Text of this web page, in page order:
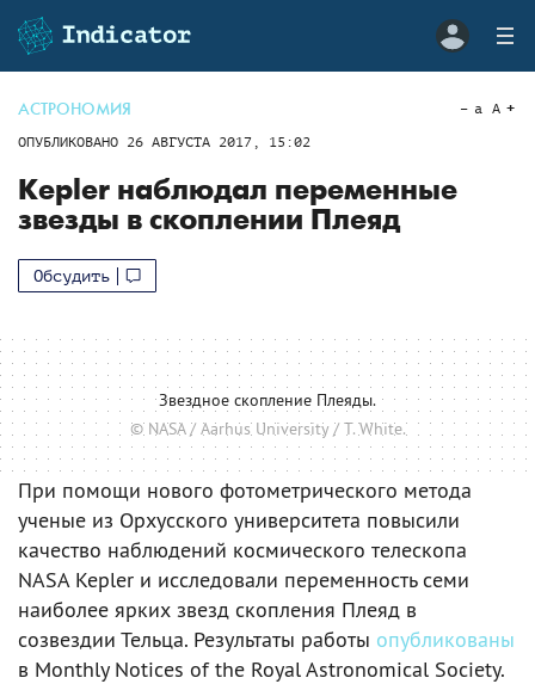
АСТРОНОМИЯ
ОПУБЛИКОВАНО 26 АВГУСТА 2017, 15:02
a A
Kepler наблюдал переменные
звезды в скоплении Плеяд
Обсудить
Звездное скопление Плеяды.
© NASA / Aarhus University / T. White.
При помощи нового фотометрического метода
ученые из Орхусского университета повысили
качество наблюдений космического телескопа
NASA Kepler и исследовали переменность семи
наиболее ярких звезд скопления Плеяд в
созвездии Тельца. Результаты работы опубликованы
в Monthly Notices of the Royal Astronomical Society.